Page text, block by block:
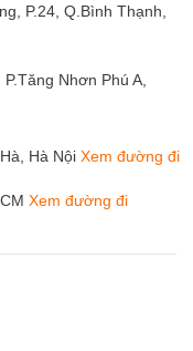
P.24, Q.Bình Thạnh,
Nhơn Phú A,
Hà Nội Xem đường đi
Xem đường đi